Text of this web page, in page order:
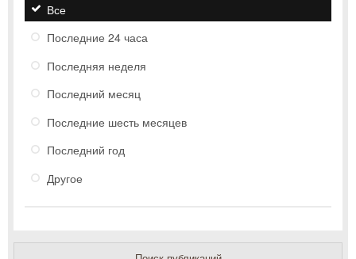
Все
Последние 24 часа
Последняя неделя
Последний месяц
Последние шесть месяцев
Последний год
Другое